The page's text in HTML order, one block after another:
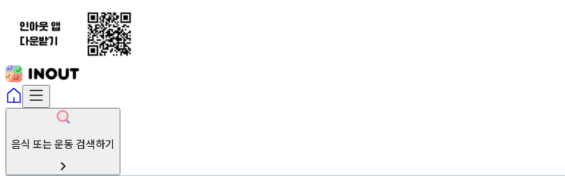
음식 또는 운동 검색하기